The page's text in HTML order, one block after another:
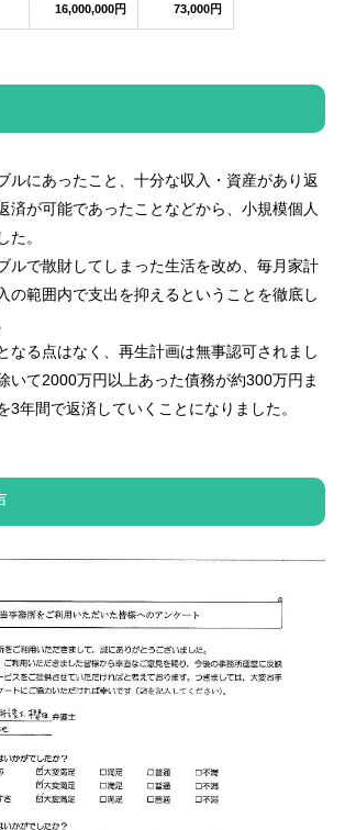
16,000,000円 73,000円
ルにあったこと、十分な収入・資産があり返
済が可能であったことなどから、小規模個人
た。
ルで散財してしまった生活を改め、毎月家計
の範囲内で支出を抑えるということを徹底し
なる点はなく、再生計画は無事認可されまし
いて2000万円以上あった債務が約300万円ま
3年間で返済していくことになりました。